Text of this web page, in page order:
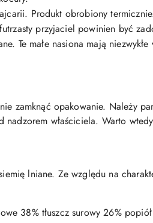
Produkt obrobiony
przyjaciel powinien być
Te małe nasiona mają
zamknąć opakowanie. Należy
właściciela. Warto
lniane. Ze względu na
38% tłuszcz surowy 26%